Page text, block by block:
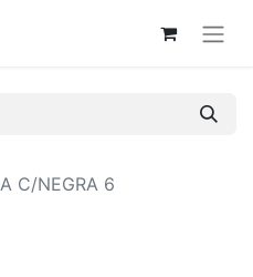
C/NEGRA 6